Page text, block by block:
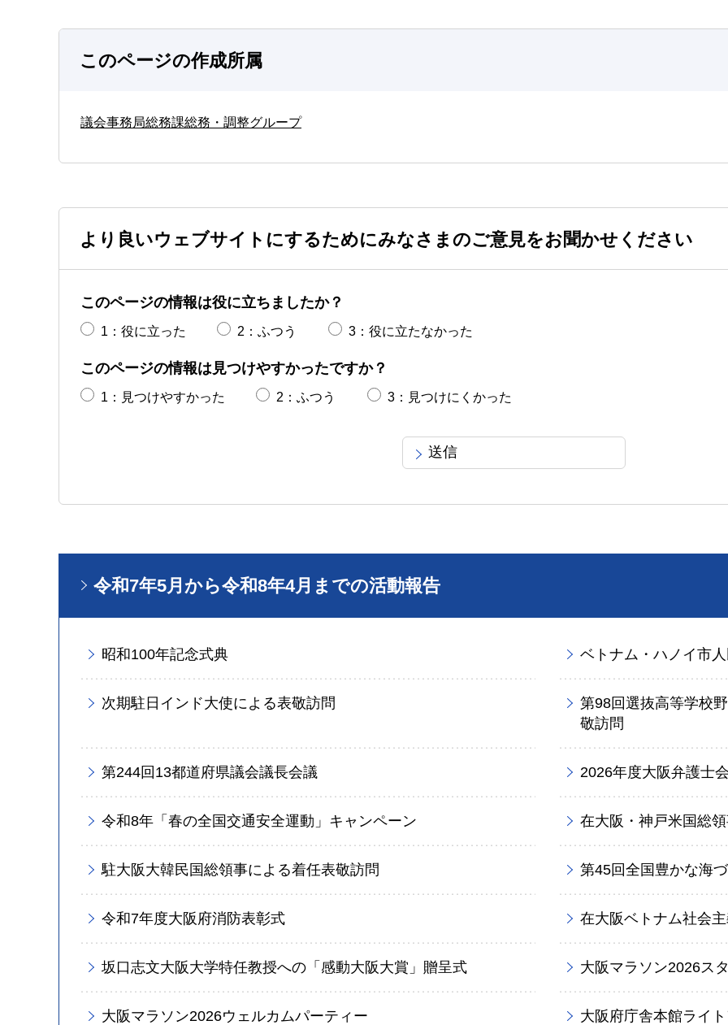
このページの作成所属
議会事務局総務課総務・調整グループ
より良いウェブサイトにするためにみなさまのご意見をお聞かせください
このページの情報は役に立ちましたか？
1：役に立った 2：ふつう 3：役に立たなかった
このページの情報は見つけやすかったですか？
1：見つけやすかった 2：ふつう 3：見つけにくかった
令和7年5月から令和8年4月までの活動報告
昭和100年記念式典 ベトナム・ハノイ市
次期駐日インド大使による表敬訪問
第98回選抜高等学校
敬訪問
第244回13都道府県議会議長会議 2026年度大阪弁護士
令和8年「春の全国交通安全運動」キャンペーン 在大阪・神戸米国総
駐大阪大韓民国総領事による着任表敬訪問 第45回全国豊かな海
令和7年度大阪府消防表彰式 在大阪ベトナム社会
坂口志文大阪大学特任教授への「感動大阪大賞」贈呈式 大阪マラソン2026ス
大阪マラソン2026ウェルカムパーティー 大阪府庁舎本館ライ